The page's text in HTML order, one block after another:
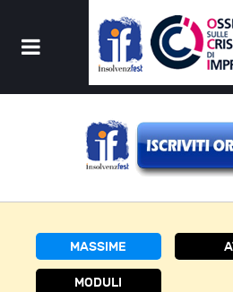
MASSIME
MODULI